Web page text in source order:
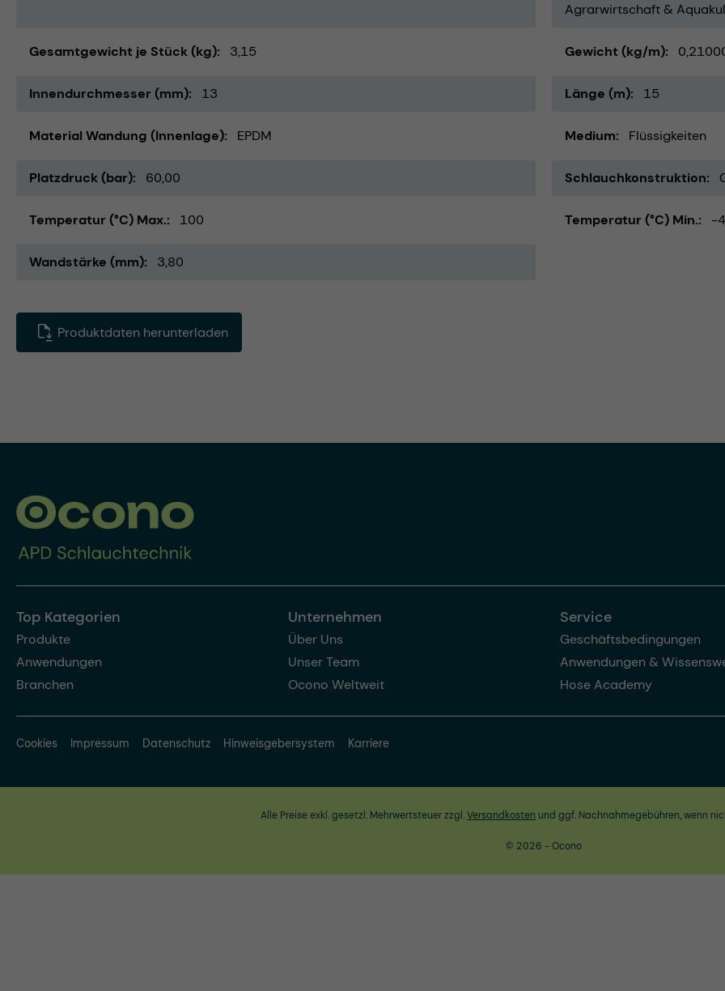
Agrarwirtschaft &
Gesamtgewicht je Stück (kg) 3,15 Gewicht (kg/m)
Innendurchmesser (mm) 13 Länge (m) 15
Material Wandung (Innenlage) EPDM Medium Flüssigkeiten
Platzdruck (bar) 60,00 Schlauchkonstruktion
Temperatur (°C) Max. 100 Temperatur (°C) Min. -
Wandstärke (mm) 3,80
Produktdaten herunterladen
Top Kategorien
Produkte
Anwendungen
Branchen
Unternehmen
Über Uns
Unser Team
Ocono Weltweit
Service
Geschäftsbedingungen
Anwendungen &
Hose Academy
Cookies Impressum Datenschutz Hinweisgebersystem Karriere
Alle Preise exkl. gesetzl. Mehrwertsteuer zzgl.Versandkosten und ggf. Nachnahmegebühren, wenn
© 2026 - Ocono